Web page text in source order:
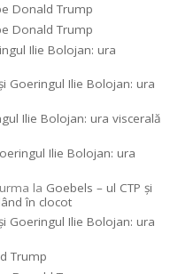
Donald Trump
Donald Trump
Ilie Bolojan: ura
Goeringul Ilie Bolojan: ura
Ilie Bolojan: ura viscerală
Ilie Bolojan: ura
la Goebels – ul CTP şi
în clocot
Goeringul Ilie Bolojan: ura
Trump